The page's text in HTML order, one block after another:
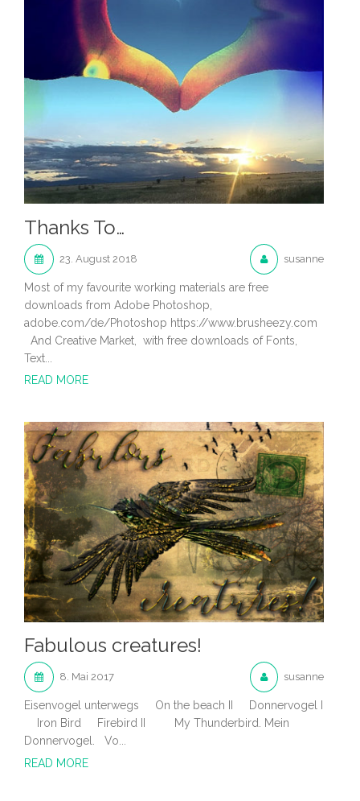
Thanks To…
23. August 2018 susanne
Most of my favourite working materials are free
downloads from Adobe Photoshop,
adobe.com/de/Photoshop https://www.brusheezy.com
And Creative Market, with free downloads of Fonts,
Text...
READ MORE
Fabulous creatures!
8. Mai 2017 susanne
Eisenvogel unterwegs On the beach II Donnervogel I
Iron Bird Firebird II My Thunderbird. Mein
Donnervogel. Vo...
READ MORE